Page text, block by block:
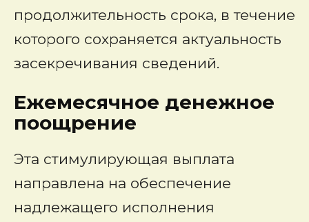
продолжительность срока, в течение
которого сохраняется актуальность
засекречивания сведений.
Ежемесячное денежное
поощрение
Эта стимулирующая выплата
направлена на обеспечение
надлежащего исполнения